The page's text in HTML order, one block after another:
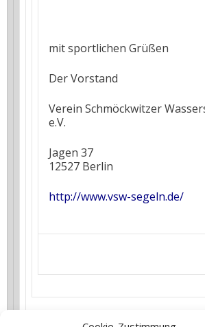
mit sportlichen Grüßen
Der Vorstand
Verein Schmöckwitzer
e.V.
Jagen 37
12527 Berlin
http://www.vsw-segeln.de/